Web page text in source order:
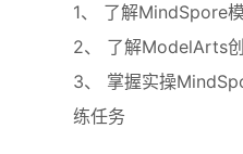
1、 了解MindSpore
2、 了解ModelArts
3、 掌握实操